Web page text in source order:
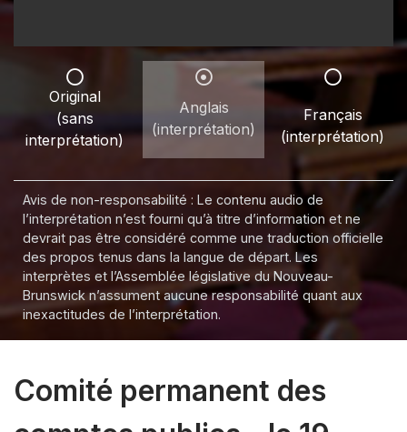
Original
(sans
interprétation)
Anglais
(interprétation)
Français
(interprétation)
Avis de non-responsabilité : Le contenu audio de
l’interprétation n’est fourni qu’à titre d’information et ne
devrait pas être considéré comme une traduction officielle
des propos tenus dans la langue de départ. Les
interprètes et l’Assemblée législative du Nouveau-
Brunswick n’assument aucune responsabilité quant aux
inexactitudes de l’interprétation.
Comité permanent des